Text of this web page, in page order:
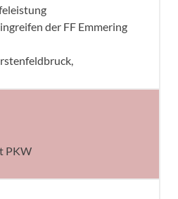
der FF Emmering
PKW